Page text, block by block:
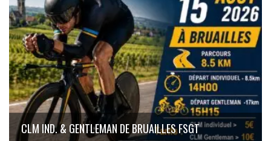
CLM IND. & GENTLEMAN DE BRUAILLES FSGT